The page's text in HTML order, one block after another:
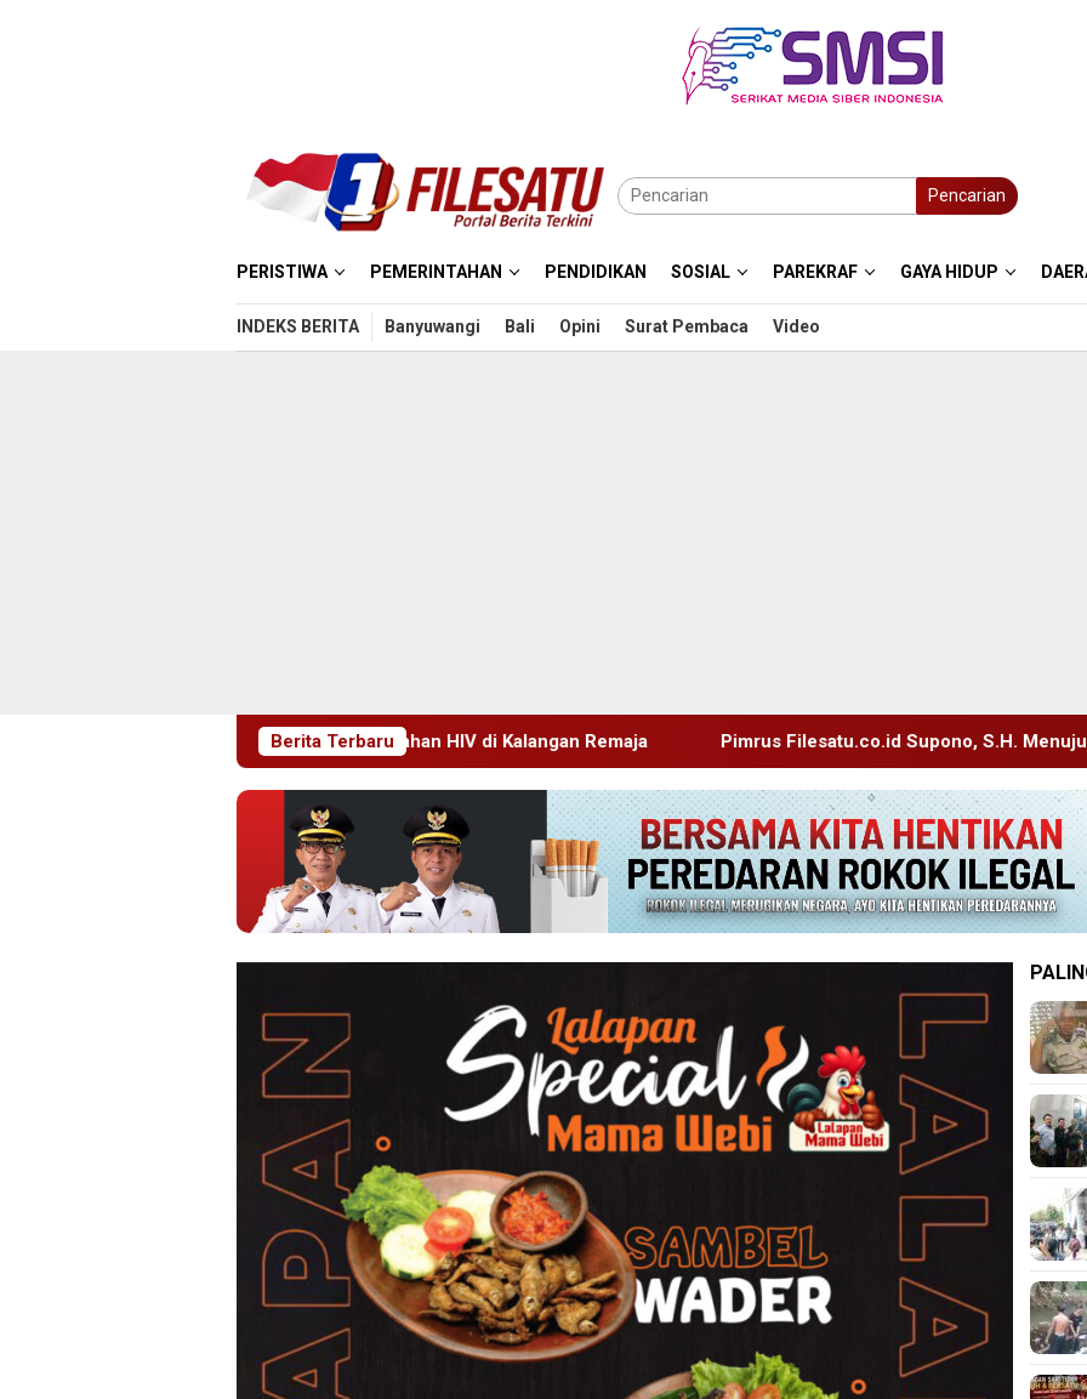
Pencarian
PERISTIWA PEMERINTAHAN PENDIDIKAN SOSIAL PAREKRAF GAYA HIDUP
INDEKS BERITA Banyuwangi Bali Opini Surat Pembaca Video
Berita Terbaru
Perkuat Pencegahan HIV di Kalangan Remaja Pimrus Filesatu.co.id Supono, S.H. Menuju Tanah Suci,